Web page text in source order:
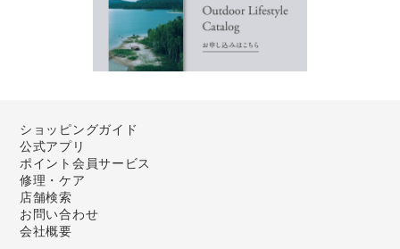
ショッピングガイド
公式アプリ
ポイント会員サービス
修理・ケア
店舗検索
お問い合わせ
会社概要